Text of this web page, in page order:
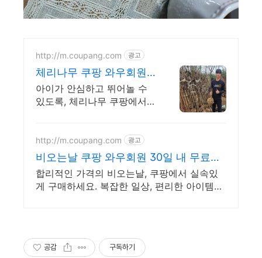
http://m.coupang.com 광고
체리나무 쿠팡 와우회원
무료배송!
아이가 안심하고 뛰어놀 수
있도록, 체리나무 쿠팡에서
로 쓱 닦아 깨끗하게!
http://m.coupang.com 광고
비오는날 쿠팡 와우회원 30일 내 무료반
품
합리적인 가격의 비오는날, 쿠팡에서 실속있
게 구매하세요. 복잡한 일상, 편리한 아이템으
공감 구독하기